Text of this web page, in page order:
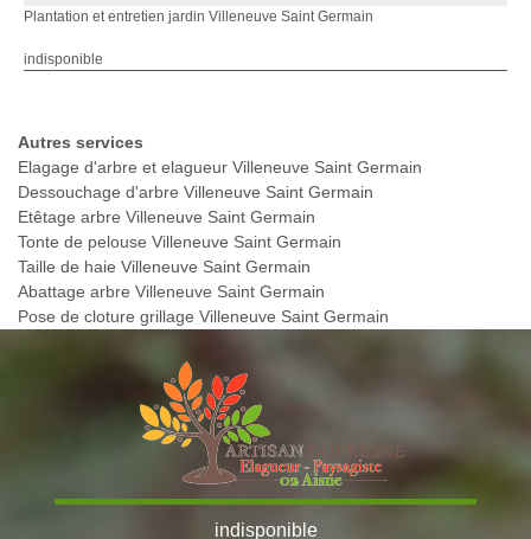
Plantation et entretien jardin Villeneuve Saint Germain
indisponible
Autres services
Elagage d'arbre et elagueur Villeneuve Saint Germain
Dessouchage d'arbre Villeneuve Saint Germain
Etêtage arbre Villeneuve Saint Germain
Tonte de pelouse Villeneuve Saint Germain
Taille de haie Villeneuve Saint Germain
Abattage arbre Villeneuve Saint Germain
Pose de cloture grillage Villeneuve Saint Germain
indisponible